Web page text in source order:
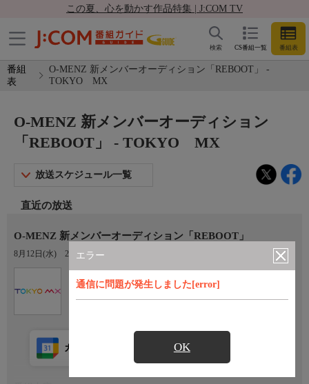
この夏、心を動かす作品特集 | J:COM TV
CS番組一覧 番組表
検索
番組
表
O-MENZ 新メンバーオーディション「REBOOT」 -
TOKYO MX
エラー
通信に問題が発生しました[error]
OK
O-MENZ 新メンバーオーディション
「REBOOT」 - TOKYO MX
放送スケジュール一覧
直近の放送
O-MENZ 新メンバーオーディション「REBOOT」
8月12日(水) 20:57〜21:25
TOKYO MX
カレンダー登録 アプリ視聴